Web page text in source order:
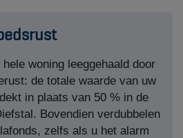
woning leeggehaald door
de totale waarde van uw
in plaats van 50 % in de
Bovendien verdubbelen
zelfs als u het alarm